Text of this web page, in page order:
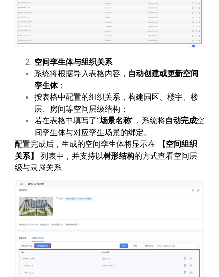
空间孪生体与组织关系
系统将根据导入表格内容， 自动创建或更新空间
孪生体；
按表格中配置的组织关系，构建园区、楼宇、楼
层、房间等空间层级结构；
若在表格中填写了“场景名称”，系统将自动完成空
间孪生体与对应孪生场景的绑定。
配置完成后，生成的空间孪生体将显示在
【空间组织
关系】
列表中，并支持以树形结构的方式查看空间层
级与隶属关系